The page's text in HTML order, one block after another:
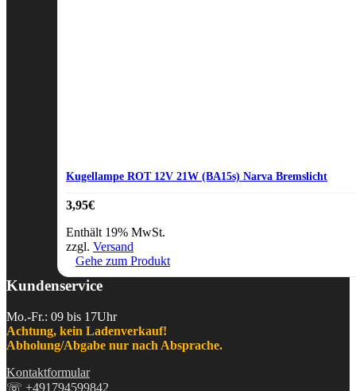
Kugellampe ROT 12V 21W (BA15s) Narva Bremslicht
3,95€
Enthält 19% MwSt.
zzgl. Versand
Gehe zum Produkt
Kundenservice
Mo.-Fr.: 09 bis 17Uhr
Achtung, kein Ladenverkauf!
Abholung/Abgabe nur nach Absprache.
Kontaktformular
☏ +491794599842